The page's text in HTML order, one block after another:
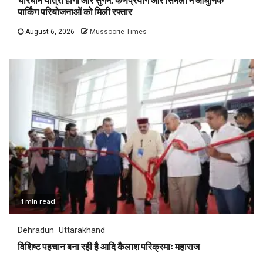
पार्किंग परियोजनाओं को मिली रफ्तार
August 6, 2026 Mussoorie Times
1 min read
Dehradun Uttarakhand
विशिष्ट पहचान बना रही है आदि कैलाश परिक्रमाः महाराज